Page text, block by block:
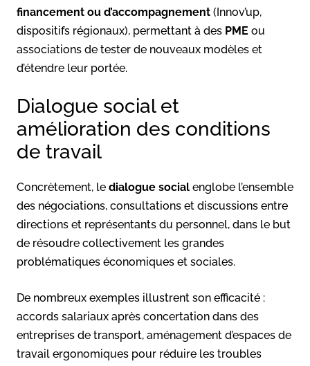
financement ou d’accompagnement (Innov’up,
dispositifs régionaux), permettant à des PME ou
associations de tester de nouveaux modèles et
d’étendre leur portée.
Dialogue social et
amélioration des conditions
de travail
Concrètement, le dialogue social englobe l’ensemble
des négociations, consultations et discussions entre
directions et représentants du personnel, dans le but
de résoudre collectivement les grandes
problématiques économiques et sociales.
De nombreux exemples illustrent son efficacité :
accords salariaux après concertation dans des
entreprises de transport, aménagement d’espaces de
travail ergonomiques pour réduire les troubles